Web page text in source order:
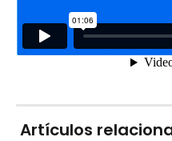
Artículos